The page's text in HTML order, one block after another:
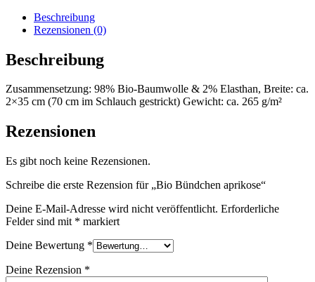
Beschreibung
Rezensionen (0)
Beschreibung
Zusammensetzung: 98% Bio-Baumwolle & 2% Elasthan, Breite: ca.
2×35 cm (70 cm im Schlauch gestrickt) Gewicht: ca. 265 g/m²
Rezensionen
Es gibt noch keine Rezensionen.
Schreibe die erste Rezension für „Bio Bündchen aprikose“
Deine E-Mail-Adresse wird nicht veröffentlicht. Erforderliche
Felder sind mit * markiert
Deine Bewertung *
Deine Rezension *